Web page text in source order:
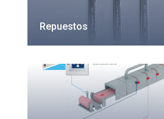
Repuestos